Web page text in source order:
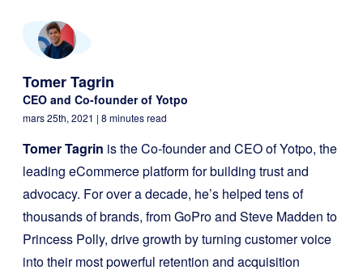
Tomer Tagrin
CEO and Co-founder of Yotpo
mars 25th, 2021 | 8 minutes read
Tomer Tagrin is the Co-founder and CEO of Yotpo, the
leading eCommerce platform for building trust and
advocacy. For over a decade, he’s helped tens of
thousands of brands, from GoPro and Steve Madden to
Princess Polly, drive growth by turning customer voice
into their most powerful retention and acquisition